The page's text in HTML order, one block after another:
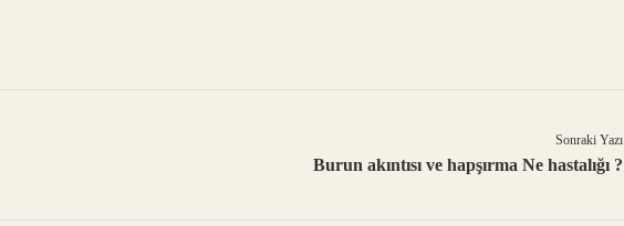
Sonraki Yazı
Burun akıntısı ve hapşırma Ne hastalığı ?